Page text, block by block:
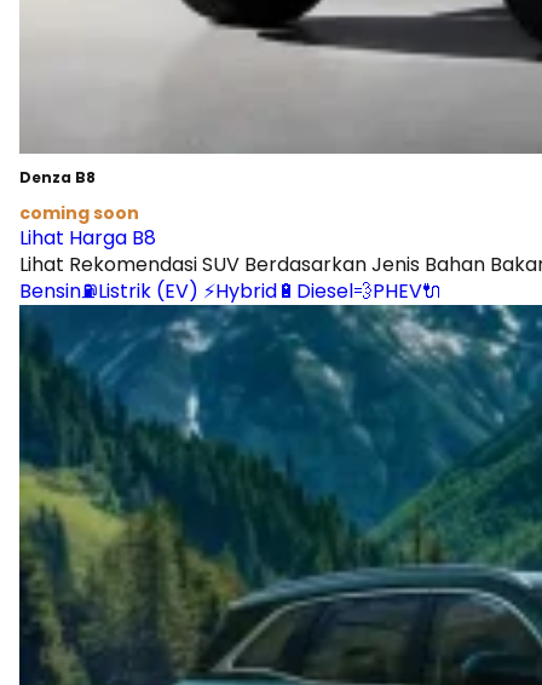
Denza B8
coming soon
Lihat Harga B8
Lihat Rekomendasi SUV Berdasarkan Jenis Bahan
Bensin⛽Listrik (EV) ⚡Hybrid🔋 Diesel💨PHEV🔌